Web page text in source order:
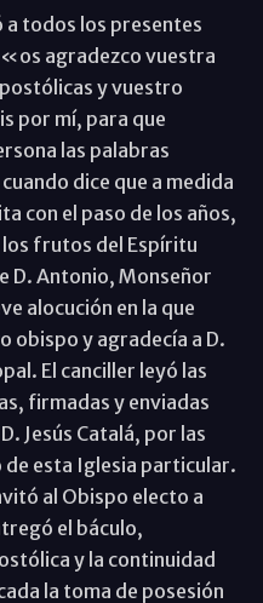
todos los presentes
agradezco vuestra
y vuestro
por mí, para que
las palabras
dice que a medida
con el paso de los años,
frutos del Espíritu
D. Antonio, Monseñor
alocución en la que
obispo y agradecía a D.
El canciller leyó las
firmadas y enviadas
Jesús Catalá, por las
de esta Iglesia particular.
al Obispo electo a
el báculo,
y la continuidad
la toma de posesión